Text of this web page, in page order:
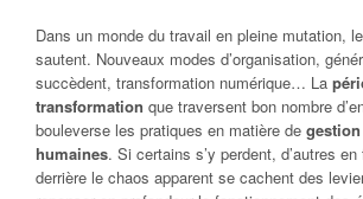
Dans un monde du travail en pleine mutation,
sautent. Nouveaux modes d’organisation,
succèdent, transformation numérique… La
transformation que traversent bon nombre
bouleverse les pratiques en matière de
humaines. Si certains s’y perdent, d’autres
derrière le chaos apparent se cachent des